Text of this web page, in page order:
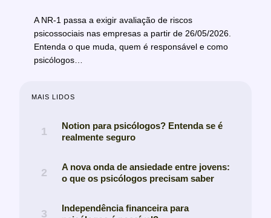
A NR-1 passa a exigir avaliação de riscos
psicossociais nas empresas a partir de 26/05/2026.
Entenda o que muda, quem é responsável e como
psicólogos…
MAIS LIDOS